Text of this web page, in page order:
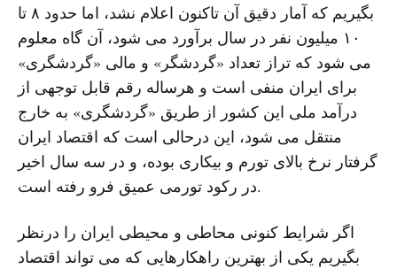
بگیریم که آمار دقیق آن تاکنون اعلام نشد، اما حدود ٨ تا
١٠ میلیون نفر در سال برآورد می شود، آن گاه معلوم
می شود که تراز تعداد «گردشگر» و مالی «گردشگری»
برای ایران منفی است و هرساله رقم قابل توجهی از
درآمد ملی این کشور از طریق «گردشگری» به خارج
منتقل می شود، این درحالی است که اقتصاد ایران
گرفتار نرخ بالای تورم و بیکاری بوده، و در سه سال اخیر
در رکود تورمی عمیق فرو رفته است.
اگر شرایط کنونی محاطی و محیطی ایران را درنظر
بگیریم یکی از بهترین راهکارهایی که می تواند اقتصاد